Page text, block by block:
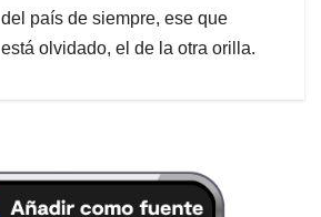
del país de siempre, ese que
está olvidado, el de la otra orilla.